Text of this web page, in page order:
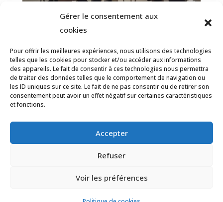
Gérer le consentement aux
cookies
Pour offrir les meilleures expériences, nous utilisons des technologies
telles que les cookies pour stocker et/ou accéder aux informations
des appareils. Le fait de consentir à ces technologies nous permettra
de traiter des données telles que le comportement de navigation ou
les ID uniques sur ce site. Le fait de ne pas consentir ou de retirer son
consentement peut avoir un effet négatif sur certaines caractéristiques
et fonctions.
Accepter
Refuser
Voir les préférences
Reconnaissance au travail : Redonner
2 mars 2026
© 2012, Blog Bien-être au Travail.
Mentions légales